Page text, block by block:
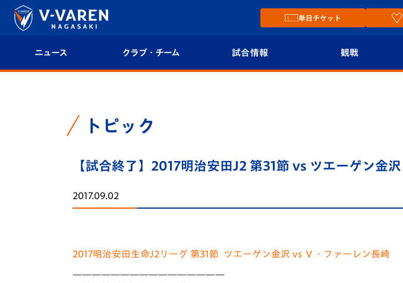
単日チケット
ニュース クラブ・チーム
選手プロフィール
試合情報
フォトギャラリー
観戦
Revive Team
トピック
【試合終了】2017明治安田J2 第31節 vs ツエーゲン金沢
2017.09.02
2017明治安田生命J2リーグ 第31節 ツエーゲン金沢 vs Ｖ・ファーレン長崎
————————————————